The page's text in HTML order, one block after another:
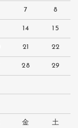
7 8
14 15
21 22
28 29
金 土